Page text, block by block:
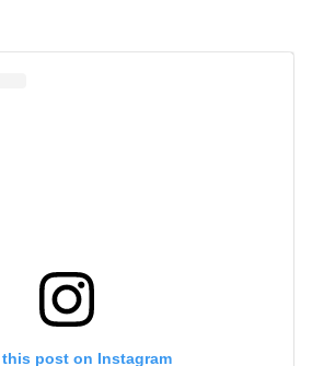
this post on Instagram